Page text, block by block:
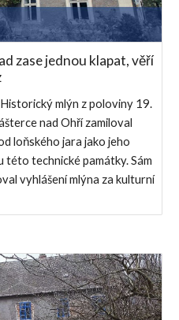
zase jednou klapat, věří
mlýn z poloviny 19.
nad Ohří zamiloval
loňského jara jako jeho
této technické památky. Sám
vyhlášení mlýna za kulturní